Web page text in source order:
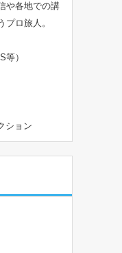
や各地での講
プロ旅人。
）
ション